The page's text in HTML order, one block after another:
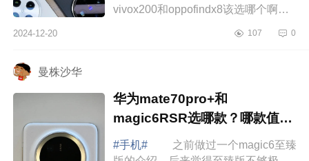
vivox200和oppofindx8该选哪个啊，
oppofindx8和vivox200哪个好？x200
2024-12-20 107 0
曼株沙华
华为mate70pro+和
magic6RSR选哪款？哪款值得
入手
#手机#
之前做过一个magic6至臻